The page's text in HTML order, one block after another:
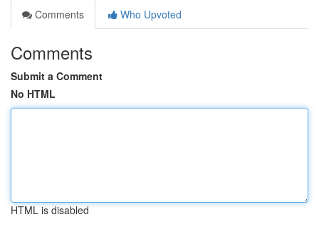
Comments
Who Upvoted
Comments
Submit a Comment
No HTML
HTML is disabled